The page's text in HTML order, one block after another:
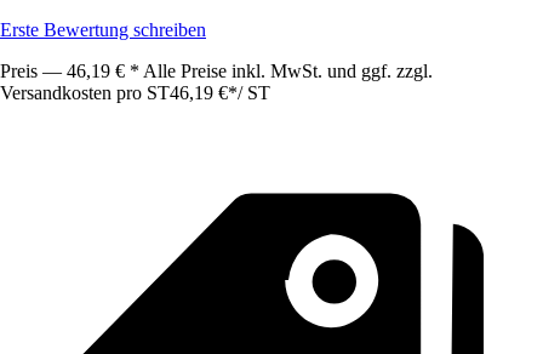
Erste Bewertung schreiben
Preis — 46,19 € * Alle Preise inkl. MwSt. und ggf. zzgl.
Versandkosten pro ST46,19 €*/ ST